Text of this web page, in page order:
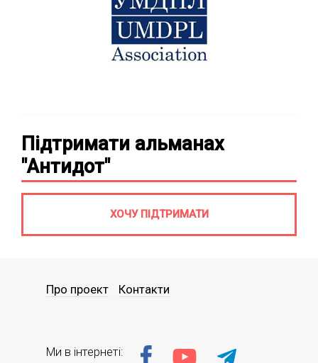
Підтримати альманах
"Антидот"
ХОЧУ ПІДТРИМАТИ
Про проект Контакти
Ми в інтернеті: